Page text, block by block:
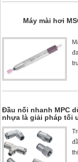
Máy mài hơi
Đầu nối nhanh MPC
nhựa là giải pháp tối